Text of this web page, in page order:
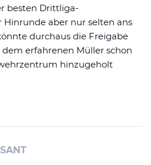
besten Drittliga-
Hinrunde aber nur selten ans
durchaus die Freigabe
erfahrenen Müller schon
hinzugeholt